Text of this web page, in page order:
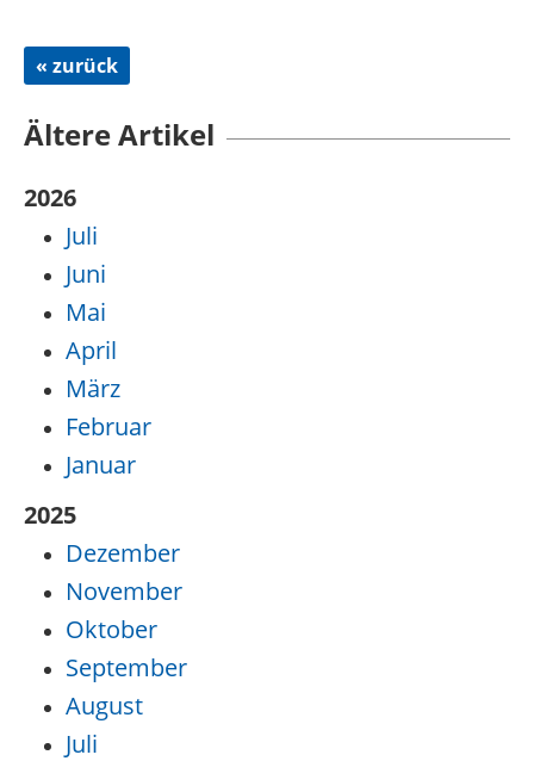
« zurück
Ältere Artikel
2026
Juli
Juni
Mai
April
März
Februar
Januar
2025
Dezember
November
Oktober
September
August
Juli